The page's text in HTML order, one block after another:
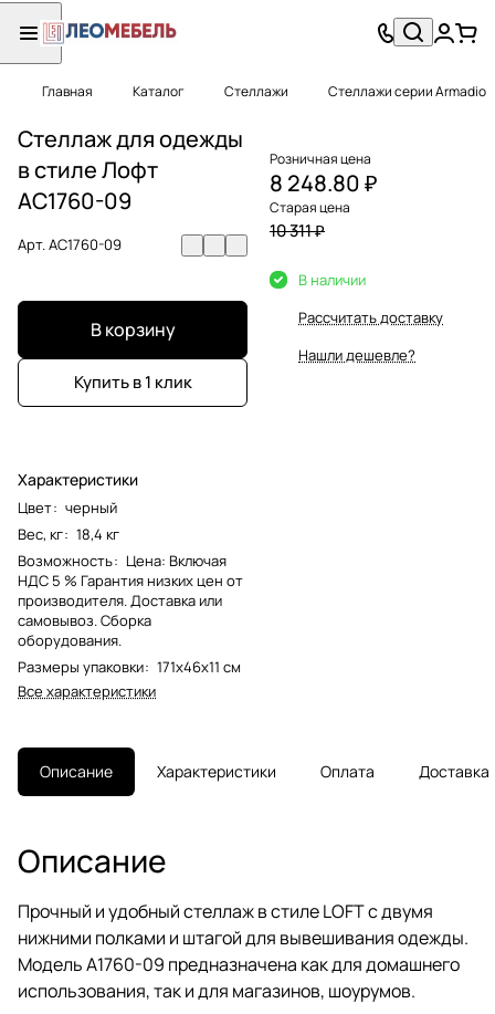
Главная Каталог Стеллажи Стеллажи серии Armadio
Стеллаж для одежды
в стиле Лофт
AС1760-09
Арт.AС1760-09
В корзину
Купить в 1 клик
Характеристики
Цвет: черный
Вес, кг: 18,4 кг
Возможность: Цена: Включая
НДС 5 % Гарантия низких цен от
производителя. Доставка или
самовывоз. Сборка
оборудования.
Размеры упаковки: 171х46х11 см
Все характеристики
Розничная цена
8 248.80 ₽
Старая цена
10 311 ₽
В наличии
Рассчитать доставку
Нашли дешевле?
Описание Характеристики Оплата Доставка
Описание
Прочный и удобный стеллаж в стиле LOFT с двумя
нижними полками и штагой для вывешивания одежды.
Модель A1760-09 предназначена как для домашнего
использования, так и для магазинов, шоурумов.